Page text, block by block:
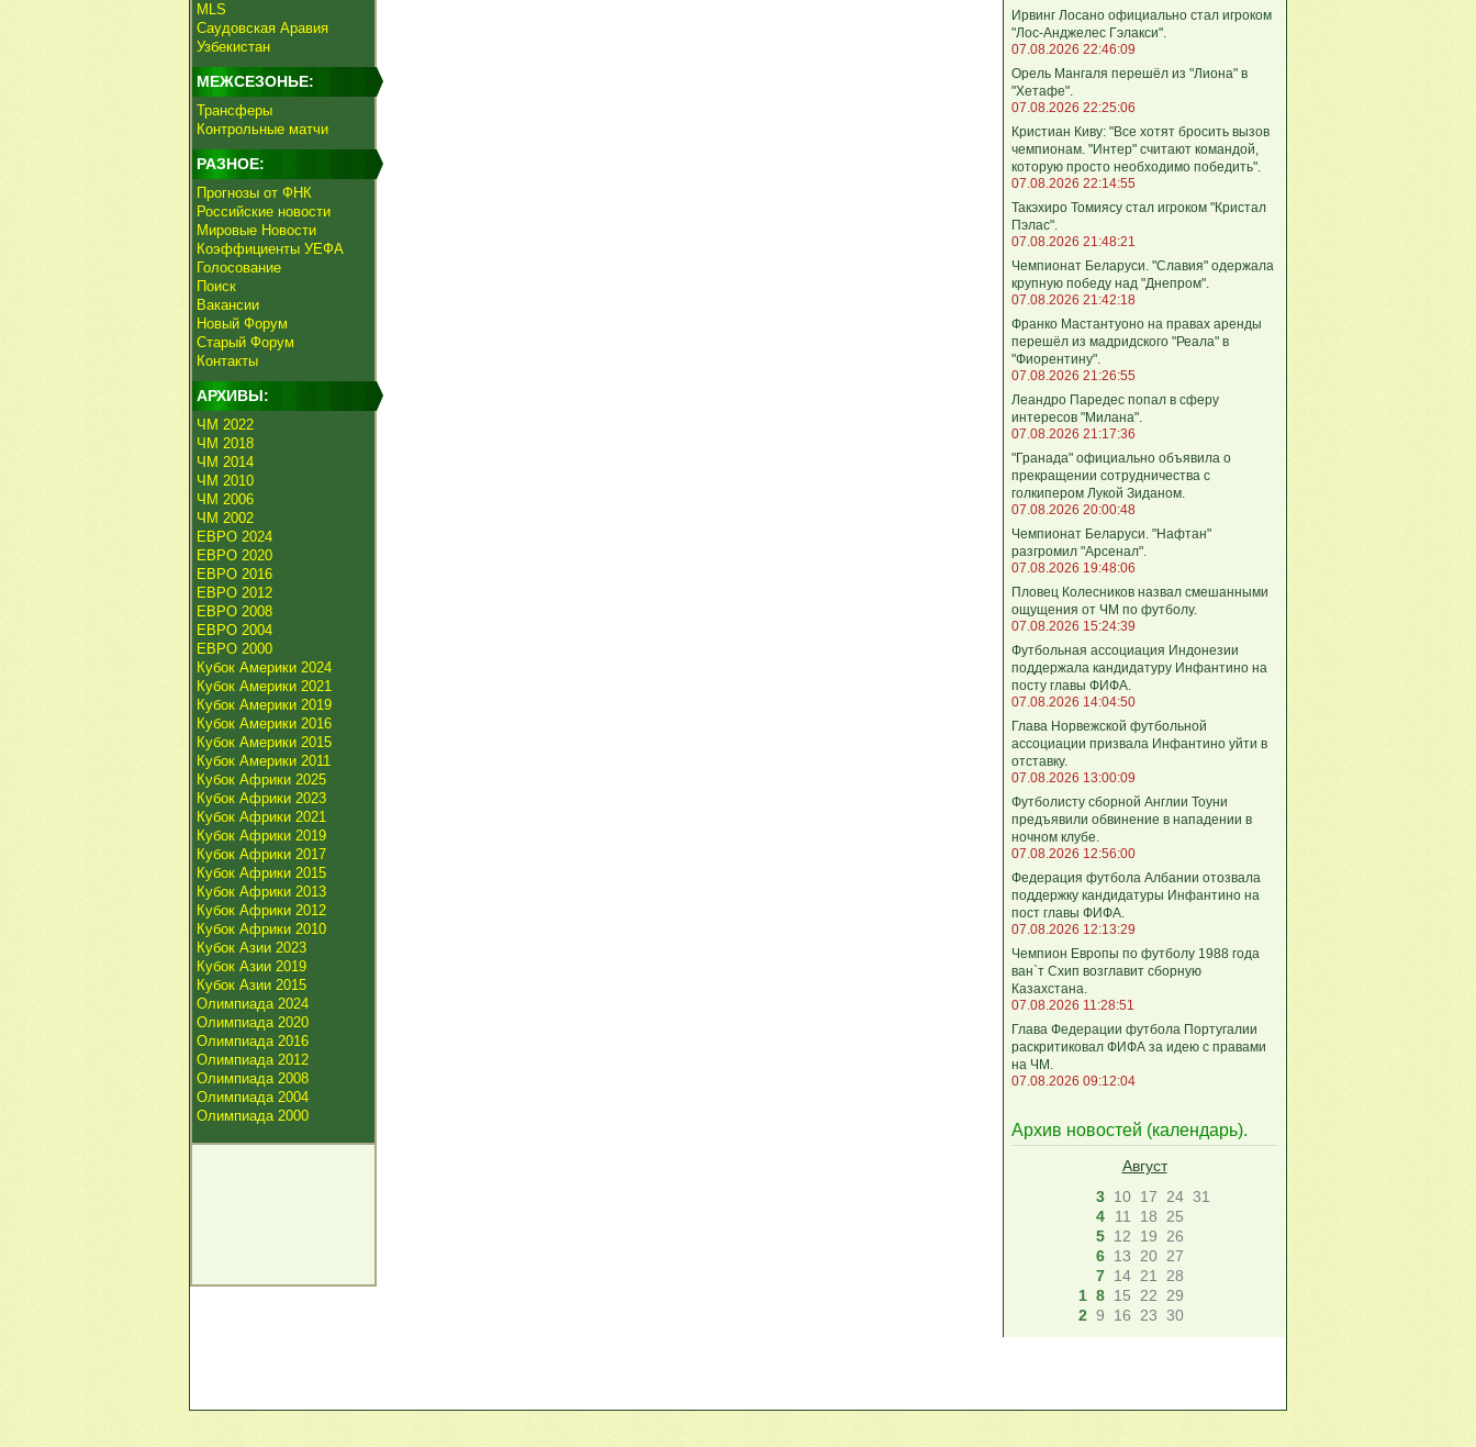
MLS
Саудовская Аравия
Узбекистан
МЕЖСЕЗОНЬЕ:
Трансферы
Контрольные матчи
РАЗНОЕ:
Прогнозы от ФНК
Российские новости
Мировые Новости
Коэффициенты УЕФА
Голосование
Поиск
Вакансии
Новый Форум
Старый Форум
Контакты
АРХИВЫ:
ЧМ 2022
ЧМ 2018
ЧМ 2014
ЧМ 2010
ЧМ 2006
ЧМ 2002
ЕВРО 2024
ЕВРО 2020
ЕВРО 2016
ЕВРО 2012
ЕВРО 2008
ЕВРО 2004
ЕВРО 2000
Кубок Америки 2024
Кубок Америки 2021
Кубок Америки 2019
Кубок Америки 2016
Кубок Америки 2015
Кубок Америки 2011
Кубок Африки 2025
Кубок Африки 2023
Кубок Африки 2021
Кубок Африки 2019
Кубок Африки 2017
Кубок Африки 2015
Кубок Африки 2013
Кубок Африки 2012
Кубок Африки 2010
Кубок Азии 2023
Кубок Азии 2019
Кубок Азии 2015
Олимпиада 2024
Олимпиада 2020
Олимпиада 2016
Олимпиада 2012
Олимпиада 2008
Олимпиада 2004
Олимпиада 2000
Ирвинг Лосано официально стал игроком
"Лос-Анджелес Гэлакси".
07.08.2026 22:46:09
Орель Мангаля перешёл из "Лиона" в
"Хетафе".
07.08.2026 22:25:06
Кристиан Киву: "Все хотят бросить вызов
чемпионам. "Интер" считают командой,
которую просто необходимо победить".
07.08.2026 22:14:55
Такэхиро Томиясу стал игроком "Кристал
Пэлас".
07.08.2026 21:48:21
Чемпионат Беларуси. "Славия" одержала
крупную победу над "Днепром".
07.08.2026 21:42:18
Франко Мастантуоно на правах аренды
перешёл из мадридского "Реала" в
"Фиорентину".
07.08.2026 21:26:55
Леандро Паредес попал в сферу
интересов "Милана".
07.08.2026 21:17:36
"Гранада" официально объявила о
прекращении сотрудничества с
голкипером Лукой Зиданом.
07.08.2026 20:00:48
Чемпионат Беларуси. "Нафтан"
разгромил "Арсенал".
07.08.2026 19:48:06
Пловец Колесников назвал смешанными
ощущения от ЧМ по футболу.
07.08.2026 15:24:39
Футбольная ассоциация Индонезии
поддержала кандидатуру Инфантино на
посту главы ФИФА.
07.08.2026 14:04:50
Глава Норвежской футбольной
ассоциации призвала Инфантино уйти в
отставку.
07.08.2026 13:00:09
Футболисту сборной Англии Тоуни
предъявили обвинение в нападении в
ночном клубе.
07.08.2026 12:56:00
Федерация футбола Албании отозвала
поддержку кандидатуры Инфантино на
пост главы ФИФА.
07.08.2026 12:13:29
Чемпион Европы по футболу 1988 года
ван`т Схип возглавит сборную
Казахстана.
07.08.2026 11:28:51
Глава Федерации футбола Португалии
раскритиковал ФИФА за идею с правами
на ЧМ.
07.08.2026 09:12:04
Архив новостей (календарь).
Август
3 10 17 24 31
4
11 18
25
5 12 19
26
6 13 20 27
7 14 21
28
1 8 15 22
29
2 9 16 23 30